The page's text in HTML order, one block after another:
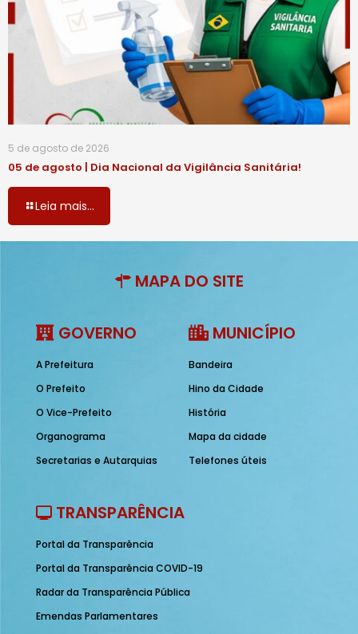
5 de agosto de 2026
05 de agosto | Dia Nacional da Vigilância Sanitária!
Leia mais...
MAPA DO SITE
GOVERNO
A Prefeitura
O Prefeito
O Vice-Prefeito
Organograma
Secretarias e Autarquias
MUNICÍPIO
Bandeira
Hino da Cidade
História
Mapa da cidade
Telefones úteis
TRANSPARÊNCIA
Portal da Transparência
Portal da Transparência COVID-19
Radar da Transparência Pública
Emendas Parlamentares